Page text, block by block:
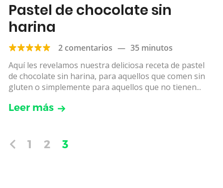
Pastel de chocolate sin
harina
2 comentarios — 35 minutos
Aquí les revelamos nuestra deliciosa receta de pastel
de chocolate sin harina, para aquellos que comen sin
gluten o simplemente para aquellos que no tienen...
Leer más
1 2 3